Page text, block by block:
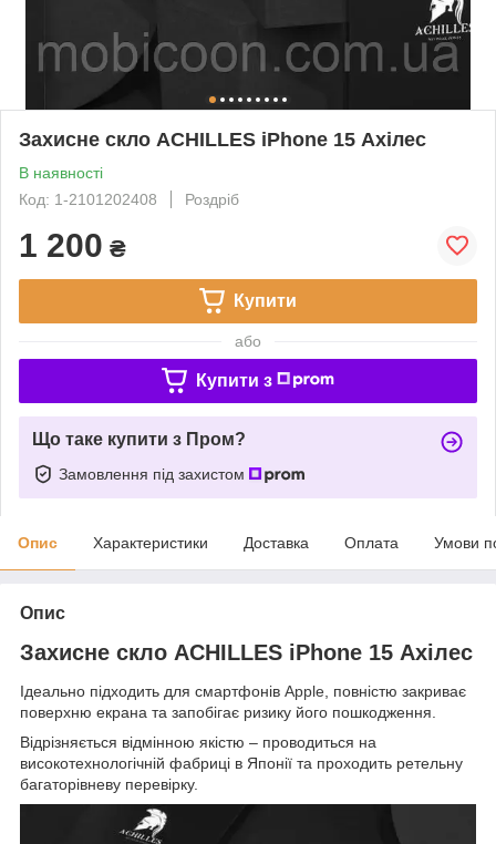
Захисне скло ACHILLES iPhone 15 Ахілес
В наявності
Код: 1-2101202408
Роздріб
1 200 ₴
Купити
або
Купити з
Що таке купити з Пром?
Замовлення під захистом
Опис Характеристики Доставка Оплата Умови
Опис
Захисне скло ACHILLES iPhone 15 Ахілес
Ідеально підходить для смартфонів Apple, повністю закриває
поверхню екрана та запобігає ризику його пошкодження.
Відрізняється відмінною якістю – проводиться на
високотехнологічній фабриці в Японії та проходить ретельну
багаторівневу перевірку.